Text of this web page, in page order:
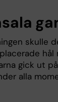
skulle
gick ut
alla